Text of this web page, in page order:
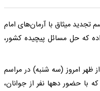
تجدید میثاق با آرمان‌های امام
که حل مسائل پیچیده کشور،
ظهر امروز (سه شنبه) در مراسم
با حضور دهها نفر از جوانان،